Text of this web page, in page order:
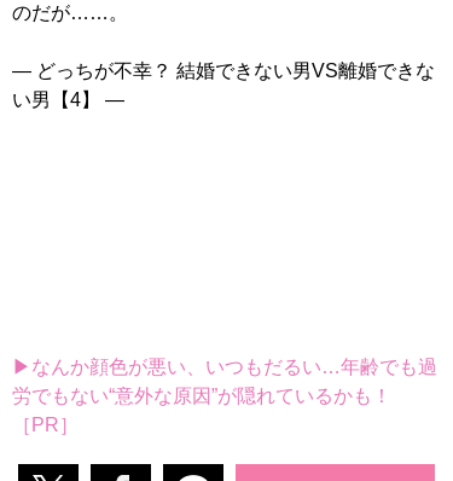
のだが……。
― どっちが不幸？ 結婚できない男VS離婚できな
い男【4】 ―
▶なんか顔色が悪い、いつもだるい…年齢でも過
労でもない“意外な原因”が隠れているかも！
［PR］